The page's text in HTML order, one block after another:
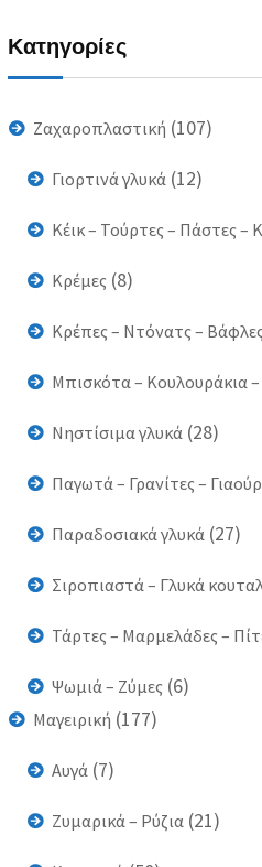
Κατηγορίες
Ζαχαροπλαστική (107)
Γιορτινά γλυκά (12)
Κέικ – Τούρτες – Πάστες –
Κρέμες (8)
Κρέπες – Ντόνατς – Βάφλες
Μπισκότα – Κουλουράκια
Νηστίσιμα γλυκά (28)
Παγωτά – Γρανίτες –
Παραδοσιακά γλυκά (27)
Σιροπιαστά – Γλυκά
Τάρτες – Μαρμελάδες –
Ψωμιά – Ζύμες (6)
Μαγειρική (177)
Αυγά (7)
Ζυμαρικά – Ρύζια (21)